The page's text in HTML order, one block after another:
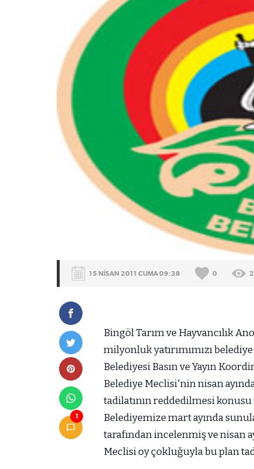
15 NİSAN 2011 CUMA 09:38 0
1
Bingöl Tarım ve Hayvancılık
milyonluk yatırımımızı
Belediyesi Basın ve Yayın
Belediye Meclisi'nin nisan
tadilatının reddedilmesi
Belediyemize mart ayında
tarafından incelenmiş ve nisan
Meclisi oy çokluğuyla bu plan